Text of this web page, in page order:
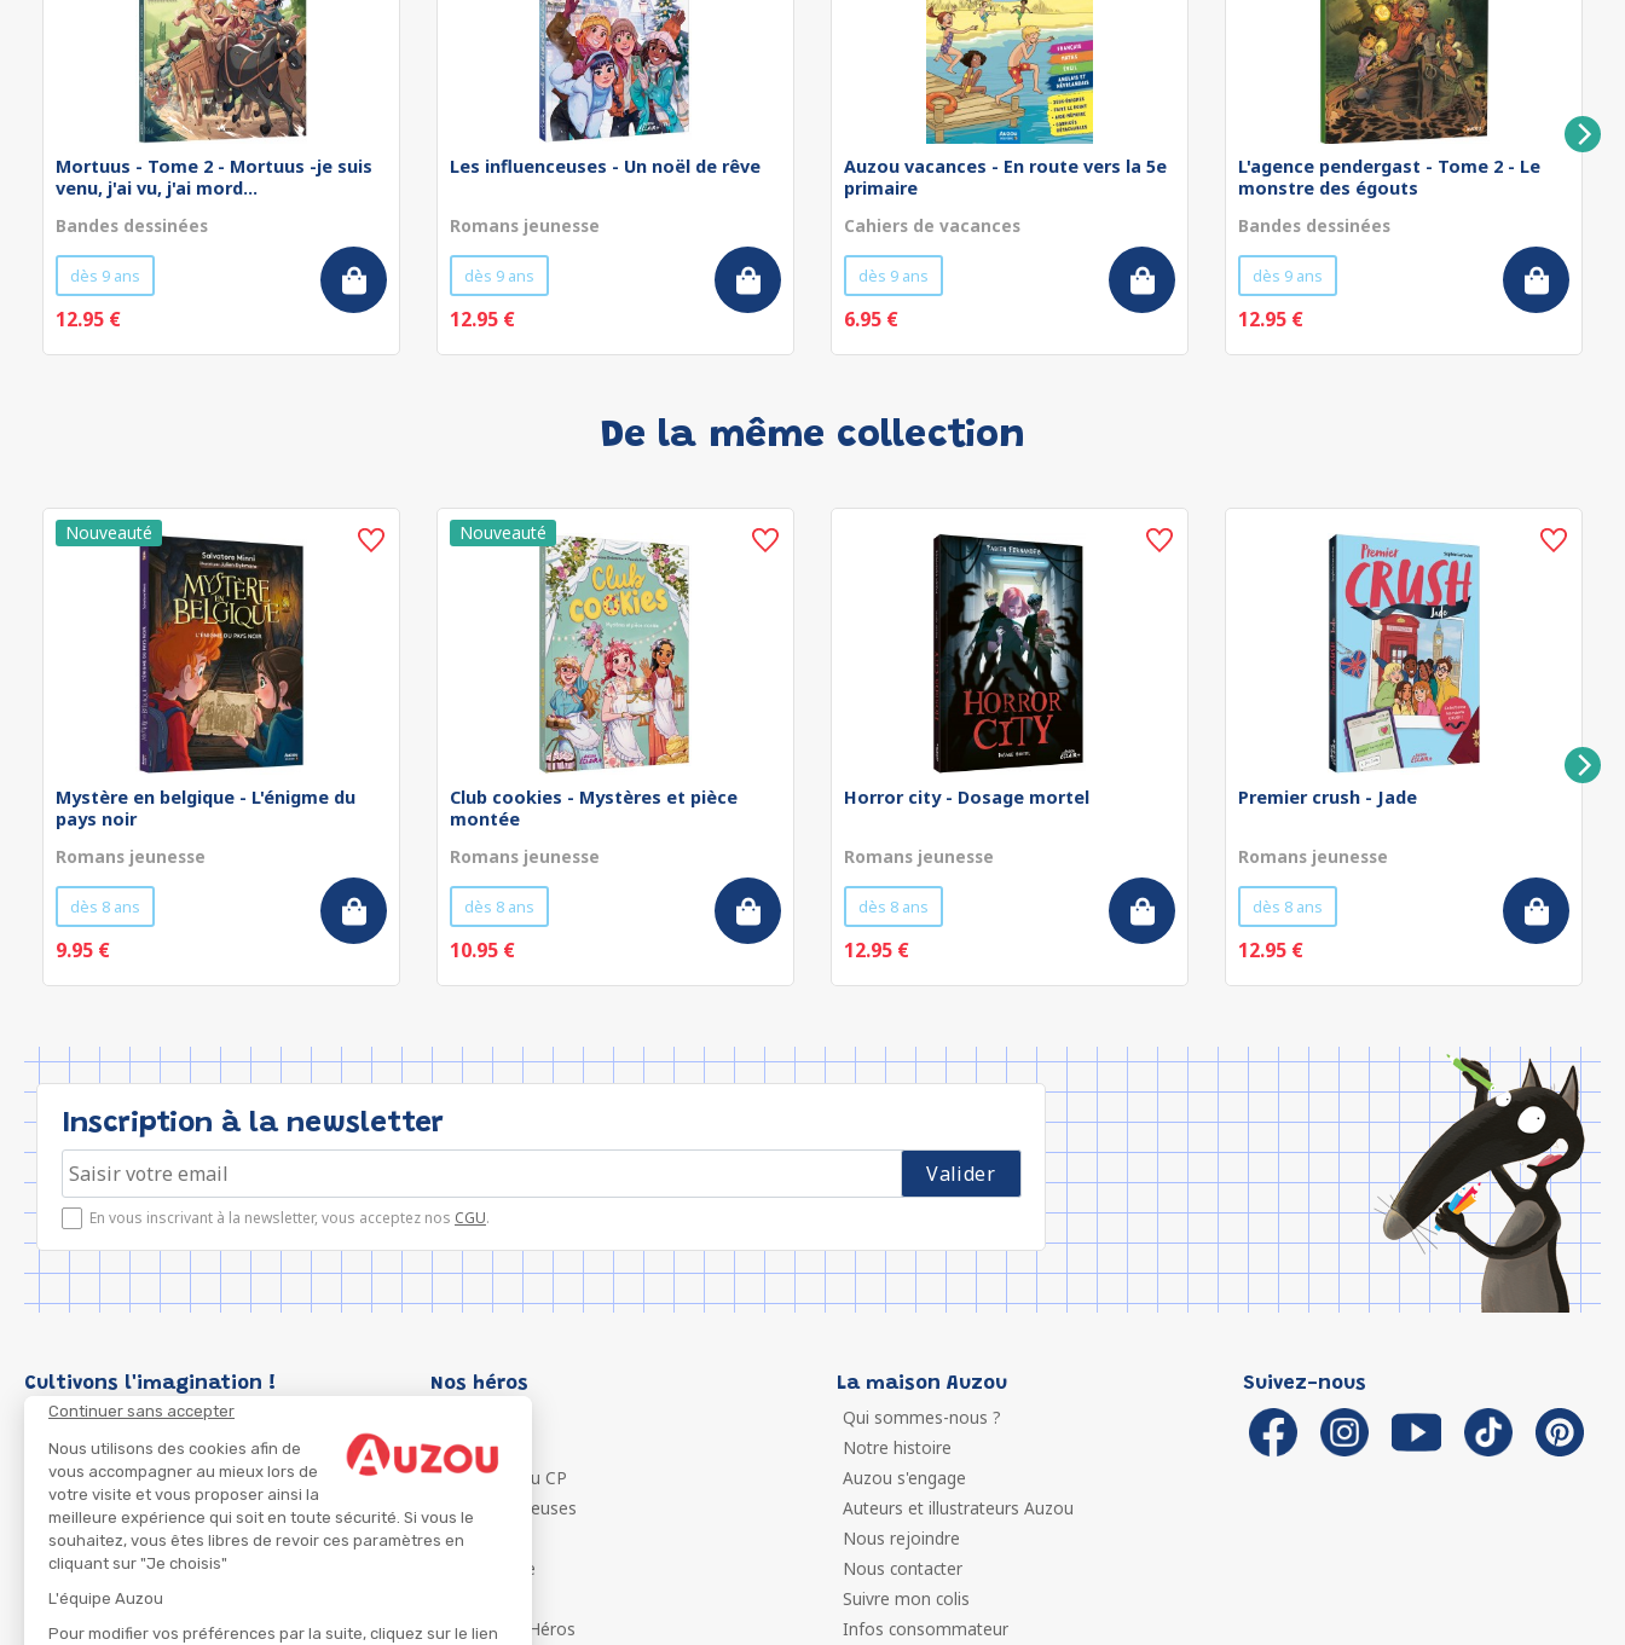
Continuer sans accepter
Nous utilisons des cookies afin de
vous accompagner au mieux lors de
votre visite et vous proposer ainsi la
meilleure expérience qui soit en toute sécurité. Si vous le
souhaitez, vous êtes libres de revoir ces paramètres en
cliquant sur "Je choisis"
L'équipe Auzou
Pour modifier vos préférences par la suite, cliquez sur le lien
Mortuus - Tome 2 - Mortuus -je suis
venu, j'ai vu, j'ai mord...
Bandes dessinées
dès 9 ans
12.95 €
Les influenceuses - Un noël de rêve
Romans jeunesse
dès 9 ans
12.95 €
Auzou vacances - En route vers la 5e
primaire
Cahiers de vacances
dès 9 ans
6.95 €
L'agence pendergast - Tome 2 - Le
monstre des égouts
Bandes dessinées
dès 9 ans
12.95 €
De la même collection
Mystère en belgique - L'énigme du
pays noir
Romans jeunesse
dès 8 ans
9.95 €
Club cookies - Mystères et pièce
montée
Romans jeunesse
dès 8 ans
10.95 €
Horror city - Dosage mortel
Romans jeunesse
dès 8 ans
12.95 €
Premier crush - Jade
Romans jeunesse
dès 8 ans
12.95 €
Inscription à la newsletter
En vous inscrivant à la newsletter, vous acceptez nos CGU.
Cultivons l'imagination ! Nos héros
P'tit Loup
Les Héros du CP
Les Influenceuses
Migali
Petite Taupe
Ma Boîte à Héros
La maison Auzou
Qui sommes-nous ?
Notre histoire
Auzou s'engage
Auteurs et illustrateurs Auzou
Nous rejoindre
Nous contacter
Suivre mon colis
Infos consommateur
Suivez-nous